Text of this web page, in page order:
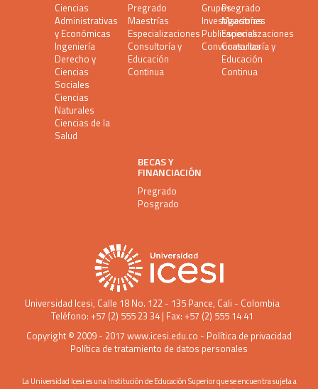
Ciencias
Administrativas
y Económicas
Ingeniería
Derecho y
Ciencias
Sociales
Ciencias
Naturales
Ciencias de la
Salud
Pregrado
Maestrías
Especializaciones
Consultoría y
Educación
Continua
Grupos
Investigaciones
Publicaciones
Convocatorias
Pregrado
Maestrías
Especializaciones
Consultoría y
Educación
Continua
BECAS Y
FINANCIACIÓN
Pregrado
Posgrado
Universidad Icesi, Calle 18 No. 122 - 135 Pance, Cali - Colombia
Teléfono: +57 (2) 555 23 34 | Fax: +57 (2) 555 14 41
Copyright © 2009 - 2017 www.icesi.edu.co - Política de privacidad
Política de tratamiento de datos personales
La Universidad Icesi es una Institución de Educación Superior que se encuentra sujeta a